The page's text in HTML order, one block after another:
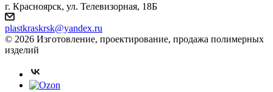
г. Красноярск, ул. Телевизорная, 18Б
plastkraskrsk@yandex.ru
© 2026 Изготовление, проектирование, продажа полимерных
изделий